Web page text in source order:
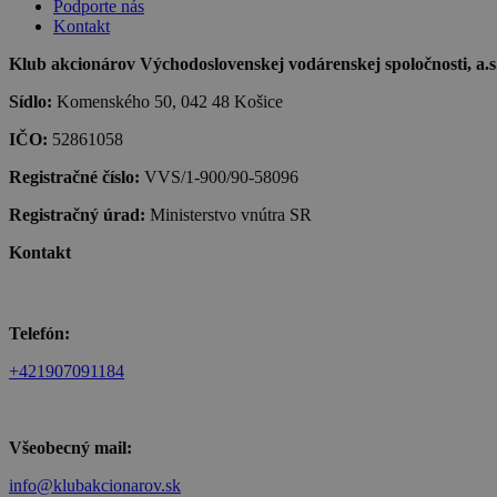
Podporte nás
Kontakt
Klub akcionárov Východoslovenskej vodárenskej spoločnosti,
Sídlo: Komenského 50, 042 48 Košice
IČO: 52861058
Registračné číslo: VVS/1-900/90-58096
Registračný úrad: Ministerstvo vnútra SR
Kontakt
Telefón:
+421907091184
Všeobecný mail:
info@klubakcionarov.sk